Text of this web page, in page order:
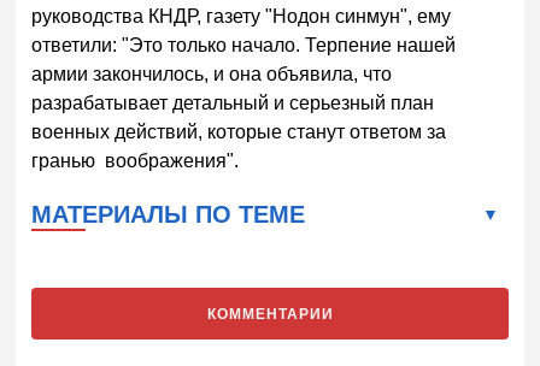
руководства КНДР, газету "Нодон синмун", ему
ответили: "Это только начало. Терпение нашей
армии закончилось, и она объявила, что
разрабатывает детальный и серьезный план
военных действий, которые станут ответом за
гранью воображения".
МАТЕРИАЛЫ ПО ТЕМЕ
КОММЕНТАРИИ